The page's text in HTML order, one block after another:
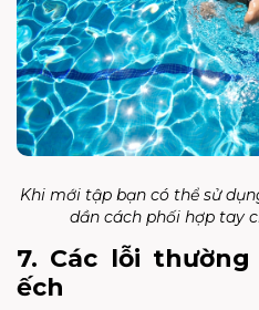
Khi mới tập bạn có thể sử
dần cách phối hợp tay
7. Các lỗi
ếch